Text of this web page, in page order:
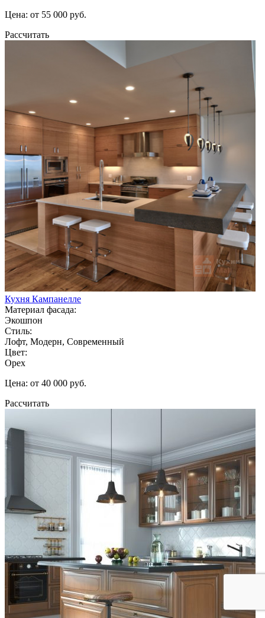
Цена: от 55 000 руб.
Рассчитать
Кухня Кампанелле
Материал фасада:
Экошпон
Стиль:
Лофт, Модерн, Современный
Цвет:
Орех
Цена: от 40 000 руб.
Рассчитать